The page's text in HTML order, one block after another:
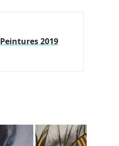
Peintures 2019